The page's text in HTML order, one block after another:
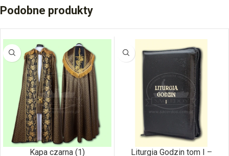
Podobne produkty
Kapa czarna (1)
Liturgia Godzin tom I –